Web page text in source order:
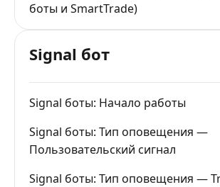
боты и SmartTrade)
Signal бот
Signal боты: Начало работы
Signal боты: Тип оповещения —
Пользовательский сигнал
Signal боты: Тип оповещения —